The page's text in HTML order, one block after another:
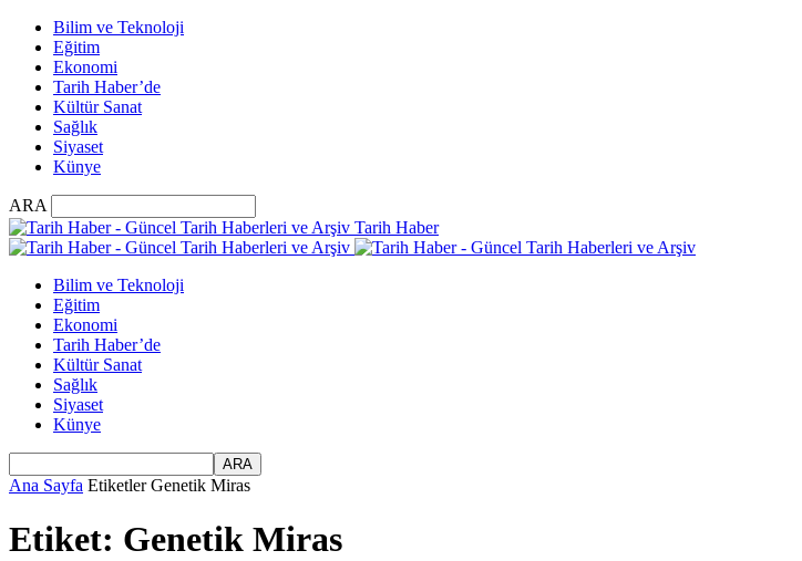
Bilim ve Teknoloji
Eğitim
Ekonomi
Tarih Haber’de
Kültür Sanat
Sağlık
Siyaset
Künye
ARA
Tarih Haber
Bilim ve Teknoloji
Eğitim
Ekonomi
Tarih Haber’de
Kültür Sanat
Sağlık
Siyaset
Künye
Ana Sayfa Etiketler Genetik Miras
Etiket: Genetik Miras